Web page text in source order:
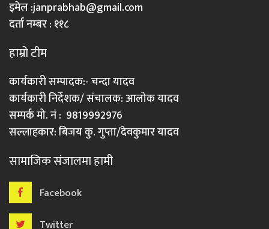
इमेल :janprabhab@gmail.com
दर्ता नम्बर : ११८
हाम्रो टीम
कार्यकारी सम्पादक:- चन्दा यादव
कार्यकारी निर्देशक/ संचालक: आलोक यादव
सम्पर्क मो. नं : 9819992976
सल्लाहकार: बिजय कु. गुप्ता/देवकुमार यादव
सामाजिक संजालमा हामी
Facebook
Twitter